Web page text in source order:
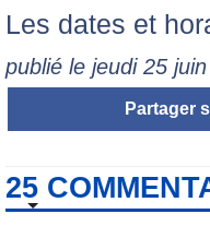
Les dates et
publié le jeudi 25
Partager
25